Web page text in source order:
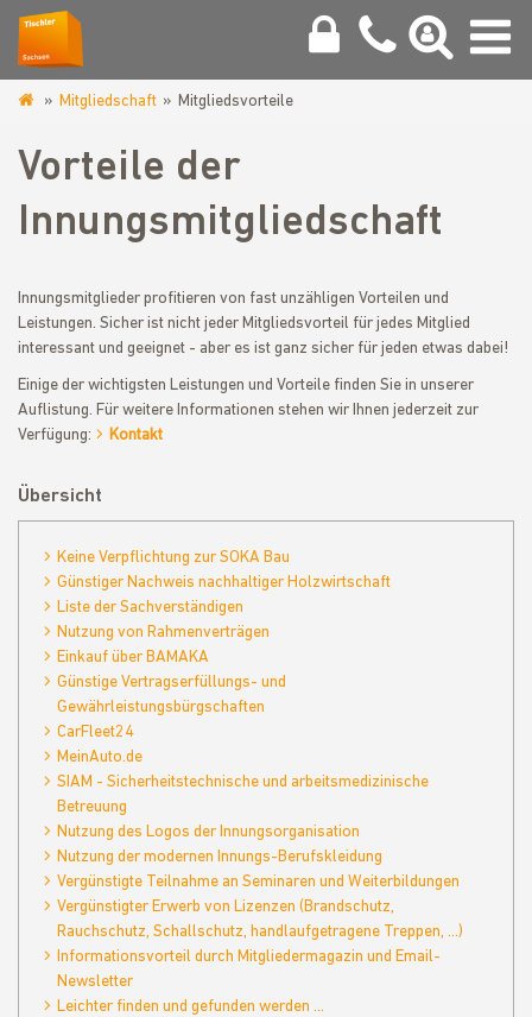
sachsen.de
Mitgliedschaft Mitgliedsvorteile
Vorteile der
Innungsmitgliedschaft
Innungsmitglieder profitieren von fast unzähligen Vorteilen und
Leistungen. Sicher ist nicht jeder Mitgliedsvorteil für jedes Mitglied
interessant und geeignet - aber es ist ganz sicher für jeden etwas dabei!
Einige der wichtigsten Leistungen und Vorteile finden Sie in unserer
Auflistung. Für weitere Informationen stehen wir Ihnen jederzeit zur
Verfügung:
Kontakt
Übersicht
Keine Verpflichtung zur SOKA Bau
Günstiger Nachweis nachhaltiger Holzwirtschaft
Liste der Sachverständigen
Nutzung von Rahmenverträgen
Einkauf über BAMAKA
Günstige Vertragserfüllungs- und
Gewährleistungsbürgschaften
CarFleet24
MeinAuto.de
SIAM - Sicherheitstechnische und arbeitsmedizinische
Betreuung
Nutzung des Logos der Innungsorganisation
Nutzung der modernen Innungs-Berufskleidung
Vergünstigte Teilnahme an Seminaren und Weiterbildungen
Vergünstigter Erwerb von Lizenzen (Brandschutz,
Rauchschutz, Schallschutz, handlaufgetragene Treppen, ...)
Informationsvorteil durch Mitgliedermagazin und Email-
Newsletter
Leichter finden und gefunden werden ...